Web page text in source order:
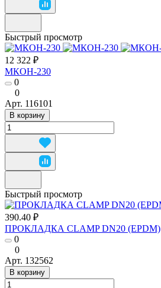
Быстрый просмотр
12 322 ₽
МКОН-230
0
0
Арт. 116101
В корзину
Быстрый просмотр
390.40 ₽
ПРОКЛАДКА CLAMP DN20 (EPDM)
0
0
Арт. 132562
В корзину